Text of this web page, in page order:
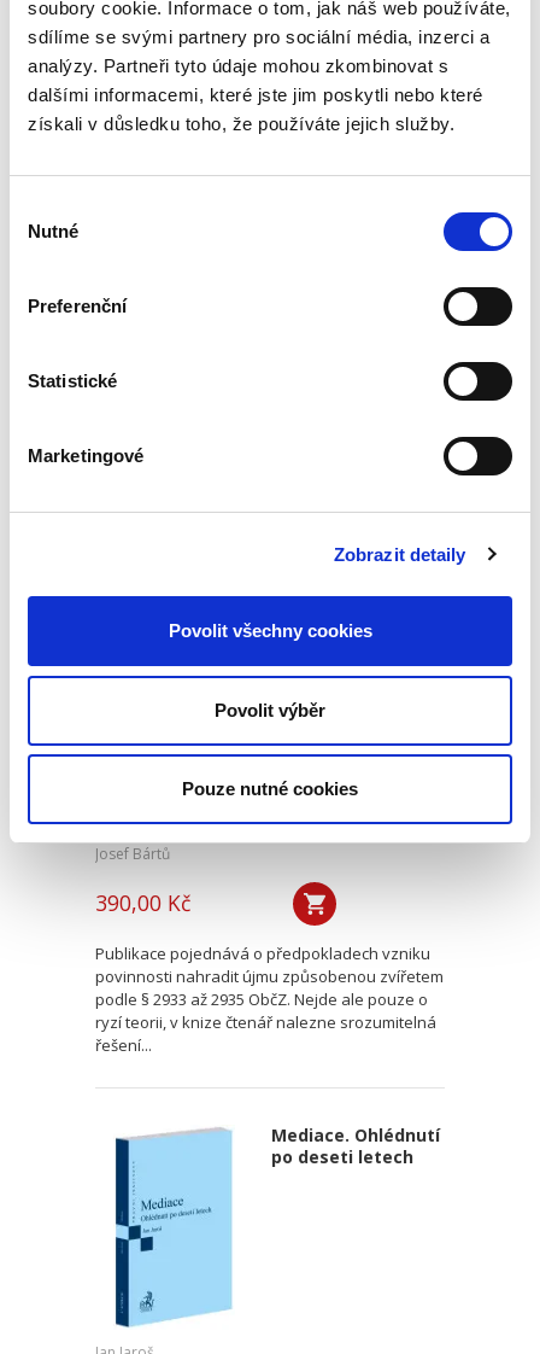
soubory cookie. Informace o tom, jak náš web používáte,
sdílíme se svými partnery pro sociální média, inzerci a
analýzy. Partneři tyto údaje mohou zkombinovat s
dalšími informacemi, které jste jim poskytli nebo které
získali v důsledku toho, že používáte jejich služby.
souhlasu
Nutné
Preferenční
Statistické
Marketingové
Zobrazit detaily
Povolit všechny cookies
Povolit výběr
Pouze nutné cookies
praxi, věnována v české odborné literatuře jen
zcela okrajová...
Procesní
exekuci
Téma procesního společenství představuje v
Náhrada škody
zvířetem
Josef Bártů
390,00 Kč
Publikace pojednává o předpokladech vzniku
povinnosti nahradit újmu způsobenou zvířetem
podle § 2933 až 2935 ObčZ. Nejde ale pouze o
ryzí teorii, v knize čtenář nalezne srozumitelná
řešení...
Mediace. Ohlédnutí
po deseti letech